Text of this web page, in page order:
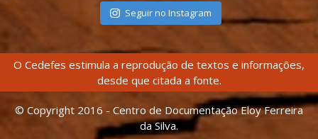
Seguir no Instagram
O Cedefes estimula a reprodução de textos e informações,
desde que citada a fonte.
© Copyright 2016 - Centro de Documentação Eloy Ferreira
da Silva.